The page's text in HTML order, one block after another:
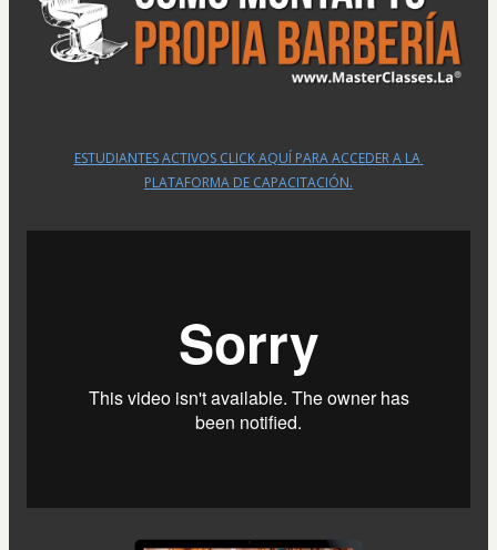
ESTUDIANTES ACTIVOS CLICK AQUÍ PARA ACCEDER A LA
PLATAFORMA DE CAPACITACIÓN.